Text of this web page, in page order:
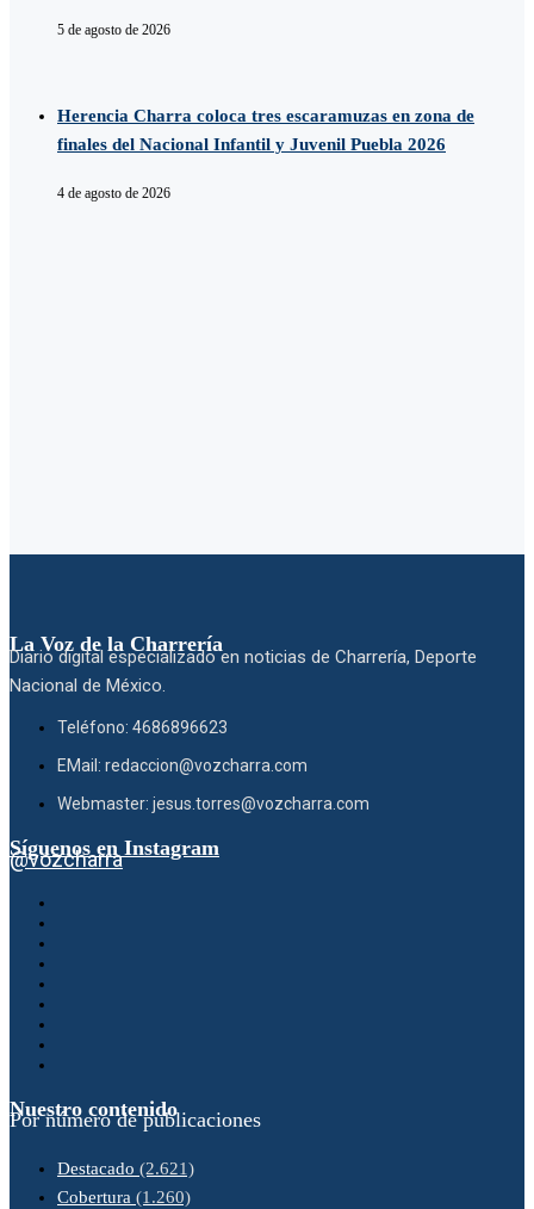
5 de agosto de 2026
Herencia Charra coloca tres escaramuzas en zona de
finales del Nacional Infantil y Juvenil Puebla 2026
4 de agosto de 2026
La Voz de la Charrería
Diario digital especializado en noticias de Charrería, Deporte
Nacional de México.
Teléfono: 4686896623
EMail: redaccion@vozcharra.com
Webmaster: jesus.torres@vozcharra.com
Síguenos en Instagram
@vozcharra
Nuestro contenido
Por número de publicaciones
Destacado (2.621)
Cobertura (1.260)